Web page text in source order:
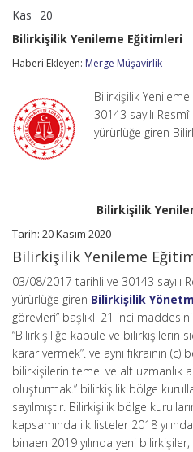
Kas 20
Eğitimleri
Bilirkişilik Yenileme Eğitimleri
Haberi Ekleyen: Merge Müşavirlik
Bilirkişilik
30143 sayılı
yürürlüğe giren
Bilirkişilik
Tarih: 20 Kasım 2020
Bilirkişilik Yenileme
03/08/2017 tarihli ve 30143 sayılı
yürürlüğe giren Bilirkişilik
görevleri” başlıklı 21 inci
“Bilirkişiliğe kabule ve bilirkişilerin
karar vermek”. ve aynı fıkraının (c)
bilirkişilerin temel ve alt uzmanlık
oluşturmak.” bilirkişilik bölge
sayılmıştır. Bilirkişilik bölge
kapsamında ilk listeler 2018
binaen 2019 yılında yeni